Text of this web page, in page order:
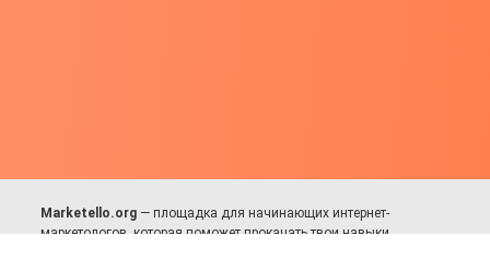
Marketello.org — площадка для начинающих интернет-
маркетологов, которая поможет прокачать твои навыки.